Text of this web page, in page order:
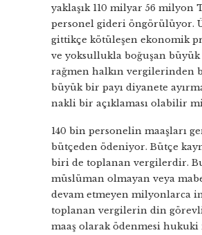
yaklaşık 110 milyar 56 milyon
personel gideri öngörülüyor.
gittikçe kötüleşen ekonomik
ve yoksullukla boğuşan
rağmen halkın vergilerinden
büyük bir payı diyanete
nakli bir açıklaması olabilir
140 bin personelin maaşları
bütçeden ödeniyor. Bütçe
biri de toplanan vergilerdir.
müslüman olmayan veya
devam etmeyen milyonlarca
toplanan vergilerin din
maaş olarak ödenmesi